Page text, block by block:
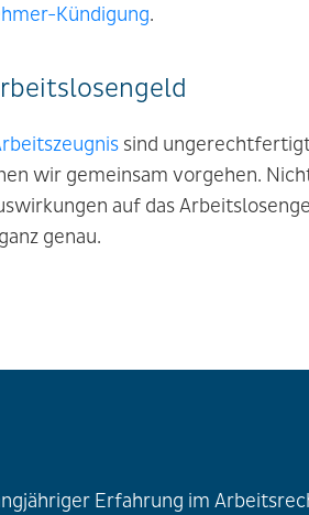
Kündigung.
sind
wir gemeinsam vorgehen.
auf das
genau.
Erfahrung im